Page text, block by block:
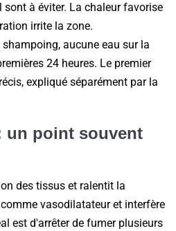
à éviter. La chaleur favorise
irrite la zone.
shampoing, aucune eau sur la
24 heures. Le premier
expliqué séparément par la
un point souvent
des tissus et ralentit la
vasodilatateur et interfère
est d'arrêter de fumer plusieurs